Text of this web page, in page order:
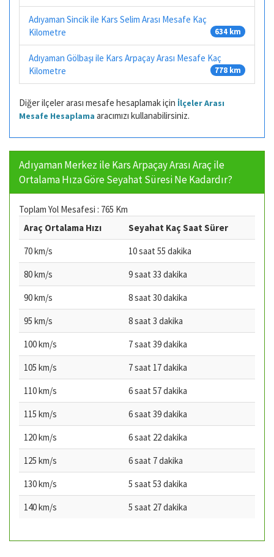
Adıyaman Sincik ile Kars Selim Arası Mesafe Kaç
Kilometre
634 km
Adıyaman Gölbaşı ile Kars Arpaçay Arası Mesafe Kaç
Kilometre
778 km
Diğer ilçeler arası mesafe hesaplamak için İlçeler Arası
Mesafe Hesaplama aracımızı kullanabilirsiniz.
Adıyaman Merkez ile Kars Arpaçay Arası Araç ile
Ortalama Hıza Göre Seyahat Süresi Ne Kadardır?
Toplam Yol Mesafesi : 765 Km
Araç Ortalama Hızı
Seyahat Kaç Saat Sürer
70 km/s
10 saat 55 dakika
80 km/s
9 saat 33 dakika
90 km/s
8 saat 30 dakika
95 km/s
8 saat 3 dakika
100 km/s
7 saat 39 dakika
105 km/s
7 saat 17 dakika
110 km/s
6 saat 57 dakika
115 km/s
6 saat 39 dakika
120 km/s
6 saat 22 dakika
125 km/s
6 saat 7 dakika
130 km/s
5 saat 53 dakika
140 km/s
5 saat 27 dakika